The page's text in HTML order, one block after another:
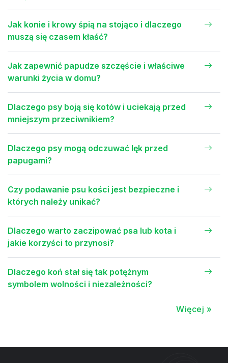
Jak konie i krowy śpią na stojąco i dlaczego
muszą się czasem kłaść?
Jak zapewnić papudze szczęście i właściwe
warunki życia w domu?
Dlaczego psy boją się kotów i uciekają przed
mniejszym przeciwnikiem?
Dlaczego psy mogą odczuwać lęk przed
papugami?
Czy podawanie psu kości jest bezpieczne i
których należy unikać?
Dlaczego warto zaczipować psa lub kota i
jakie korzyści to przynosi?
Dlaczego koń stał się tak potężnym
symbolem wolności i niezależności?
Więcej »